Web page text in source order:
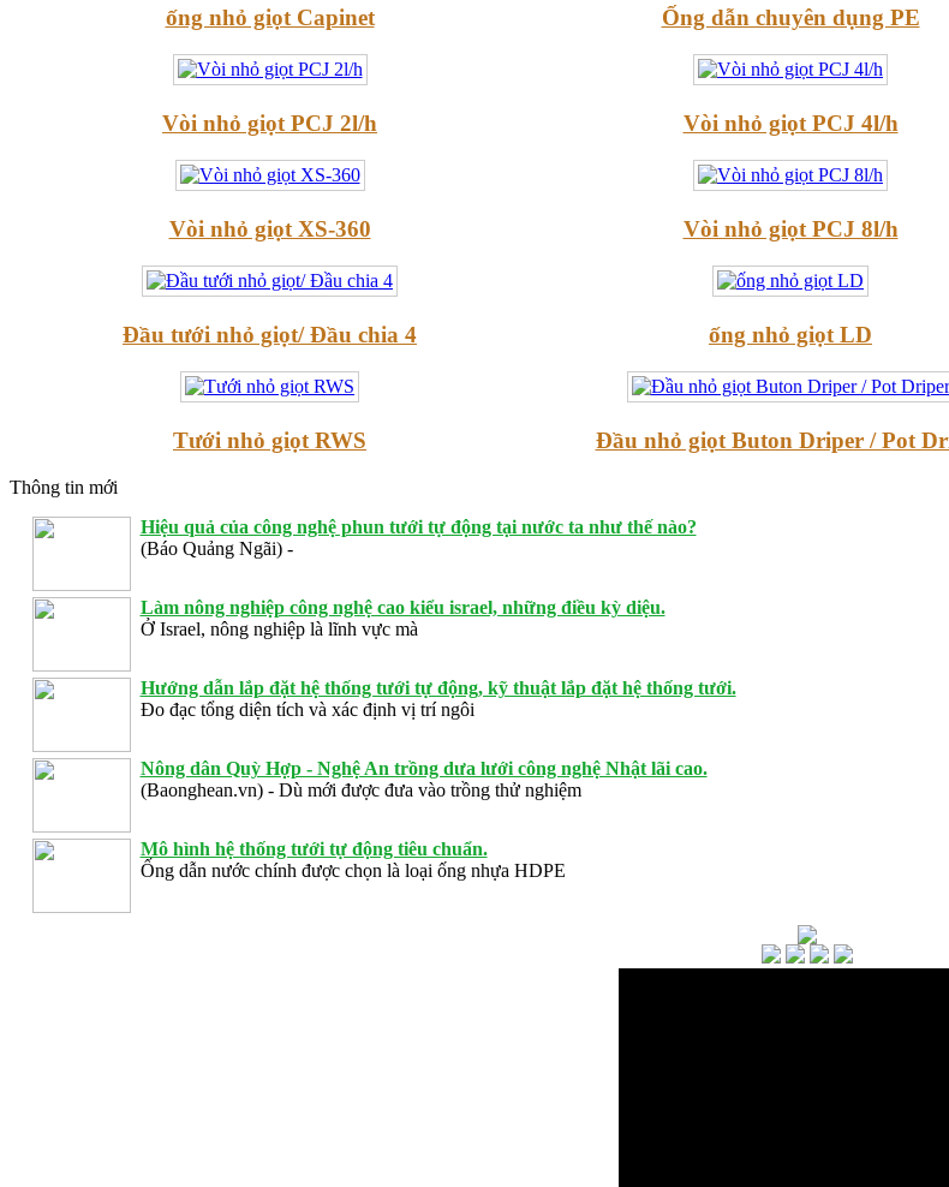
ống nhỏ giọt Capinet Ống dẫn chuyên dụng PE
Vòi nhỏ giọt PCJ 2l/h Vòi nhỏ giọt PCJ 4l/h
Vòi nhỏ giọt XS-360 Vòi nhỏ giọt PCJ 8l/h
Đầu tưới nhỏ giọt/ Đầu chia 4 ống nhỏ giọt LD
Tưới nhỏ giọt RWS Đầu nhỏ giọt Buton Driper / Pot
Thông tin mới
Hiệu quả của công nghệ phun tưới tự động tại nước ta như thế nào?
(Báo Quảng Ngãi) -
Làm nông nghiệp công nghệ cao kiểu israel, những điều kỳ diệu.
Ở Israel, nông nghiệp là lĩnh vực mà
Hướng dẫn lắp đặt hệ thống tưới tự động, kỹ thuật lắp đặt hệ thống tưới.
Đo đạc tổng diện tích và xác định vị trí ngôi
Nông dân Quỳ Hợp - Nghệ An trồng dưa lưới công nghệ Nhật lãi cao.
(Baonghean.vn) - Dù mới được đưa vào trồng thử nghiệm
Mô hình hệ thống tưới tự động tiêu chuẩn.
Ống dẫn nước chính được chọn là loại ống nhựa HDPE